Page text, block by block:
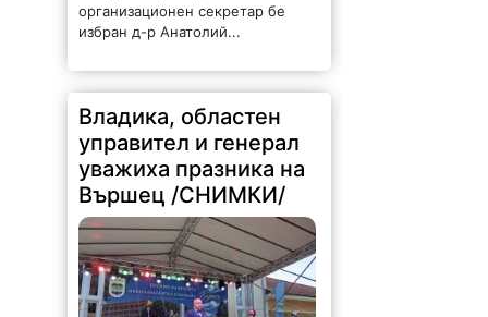
организационен секретар бе
избран д-р Анатолий...
Владика, областен
управител и генерал
уважиха празника на
Вършец /СНИМКИ/